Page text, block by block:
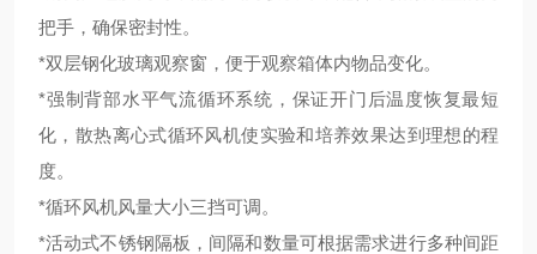
把手，确保密封性。
*双层钢化玻璃观察窗，便于观察箱体内物品变化。
*强制背部水平气流循环系统，保证开门后温度恢复最短
化，散热离心式循环风机使实验和培养效果达到理想的程
度。
*循环风机风量大小三挡可调。
*活动式不锈钢隔板，间隔和数量可根据需求进行多种间距